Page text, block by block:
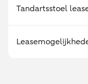
Tandartsstoel